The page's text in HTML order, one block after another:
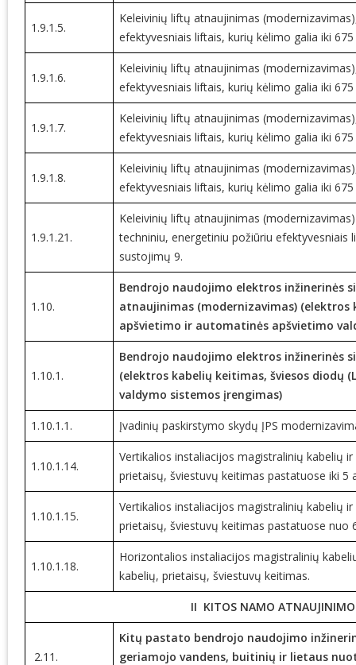
1.9.1.5.
Keleivinių liftų atnaujinimas
efektyvesniais liftais, kurių kėlimo galia iki
1.9.1.6.
Keleivinių liftų atnaujinimas
efektyvesniais liftais, kurių kėlimo galia iki
1.9.1.7.
Keleivinių liftų atnaujinimas
efektyvesniais liftais, kurių kėlimo galia iki
1.9.1.8.
Keleivinių liftų atnaujinimas
efektyvesniais liftais, kurių kėlimo galia iki
1.9.1.21.
Keleivinių liftų atnaujinimas
techniniu, energetiniu požiūriu
sustojimų 9.
1.10.
Bendrojo naudojimo elektros inžinerinės
atnaujinimas (modernizavimas) (elektros
apšvietimo ir automatinės apšvietimo
1.10.1.
Bendrojo naudojimo elektros inžinerinės
(elektros kabelių keitimas, šviesos diodų
valdymo sistemos įrengimas)
1.10.1.1. Įvadinių paskirstymo skydų ĮPS
1.10.1.14.
Vertikalios instaliacijos magistralinių kabelių
prietaisų, šviestuvų keitimas pastatuose iki 5
1.10.1.15.
Vertikalios instaliacijos magistralinių kabelių
prietaisų, šviestuvų keitimas pastatuose nuo
1.10.1.18.
Horizontalios instaliacijos magistralinių
kabelių, prietaisų, šviestuvų keitimas.
II KITOS NAMO
2.11.
Kitų pastato bendrojo naudojimo
geriamojo vandens, buitinių ir lietaus